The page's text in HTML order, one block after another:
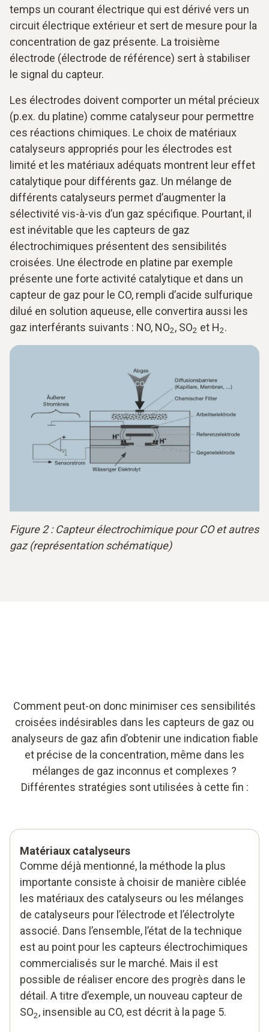
temps un courant électrique qui est dérivé vers un
circuit électrique extérieur et sert de mesure pour la
concentration de gaz présente. La troisième
électrode (électrode de référence) sert à stabiliser
le signal du capteur.
Les électrodes doivent comporter un métal précieux
(p.ex. du platine) comme catalyseur pour permettre
ces réactions chimiques. Le choix de matériaux
catalyseurs appropriés pour les électrodes est
limité et les matériaux adéquats montrent leur effet
catalytique pour différents gaz. Un mélange de
différents catalyseurs permet d’augmenter la
sélectivité vis-à-vis d’un gaz spécifique. Pourtant, il
est inévitable que les capteurs de gaz
électrochimiques présentent des sensibilités
croisées. Une électrode en platine par exemple
présente une forte activité catalytique et dans un
capteur de gaz pour le CO, rempli d’acide sulfurique
dilué en solution aqueuse, elle convertira aussi les
gaz interférants suivants : NO, NO2, SO2 et H2.
Figure 2 : Capteur électrochimique pour CO et autres
gaz (représentation schématique)
Comment peut-on donc minimiser ces sensibilités
croisées indésirables dans les capteurs de gaz ou
analyseurs de gaz afin d’obtenir une indication fiable
et précise de la concentration, même dans les
mélanges de gaz inconnus et complexes ?
Différentes stratégies sont utilisées à cette fin :
Matériaux catalyseurs
Comme déjà mentionné, la méthode la plus
importante consiste à choisir de manière ciblée
les matériaux des catalyseurs ou les mélanges
de catalyseurs pour l’électrode et l’électrolyte
associé. Dans l’ensemble, l’état de la technique
est au point pour les capteurs électrochimiques
commercialisés sur le marché. Mais il est
possible de réaliser encore des progrès dans le
détail. A titre d’exemple, un nouveau capteur de
SO2, insensible au CO, est décrit à la page 5.